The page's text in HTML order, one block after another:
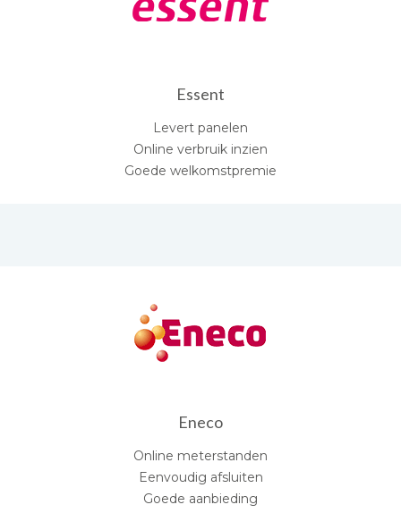
Essent
Levert panelen
Online verbruik inzien
Goede welkomstpremie
Eneco
Online meterstanden
Eenvoudig afsluiten
Goede aanbieding